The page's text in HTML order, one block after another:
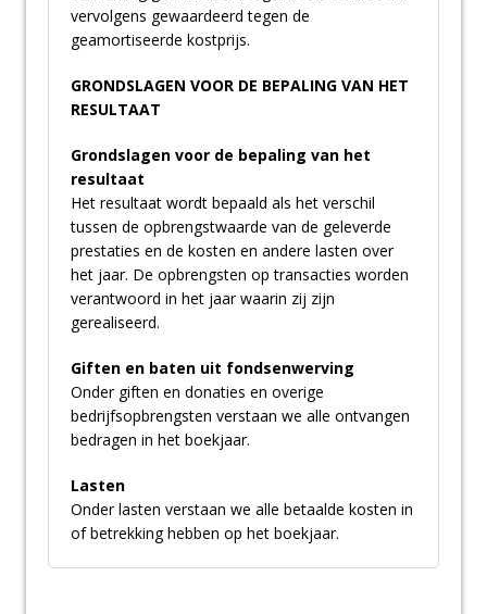
vervolgens gewaardeerd tegen de
geamortiseerde kostprijs.
GRONDSLAGEN VOOR DE BEPALING VAN HET
RESULTAAT
Grondslagen voor de bepaling van het
resultaat
Het resultaat wordt bepaald als het verschil
tussen de opbrengstwaarde van de geleverde
prestaties en de kosten en andere lasten over
het jaar. De opbrengsten op transacties worden
verantwoord in het jaar waarin zij zijn
gerealiseerd.
Giften en baten uit fondsenwerving
Onder giften en donaties en overige
bedrijfsopbrengsten verstaan we alle ontvangen
bedragen in het boekjaar.
Lasten
Onder lasten verstaan we alle betaalde kosten in
of betrekking hebben op het boekjaar.